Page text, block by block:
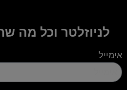
לניוזלטר וכל מה
אימייל